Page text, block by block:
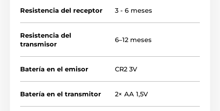
Resistencia del receptor 3 - 6 meses
Resistencia del
transmisor
6–12 meses
Batería en el emisor CR2 3V
Batería en el transmitor 2× AA 1,5V